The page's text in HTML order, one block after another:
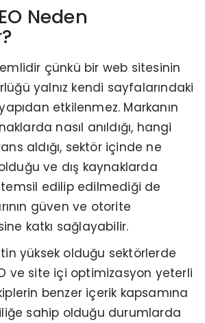
Neden
çünkü bir web sitesinin
yalnız kendi sayfalarındaki
etkilenmez. Markanın
nasıl anıldığı, hangi
aldığı, sektör içinde ne
ve dış kaynaklarda
edilip edilmediği de
güven ve otorite
katkı sağlayabilir.
yüksek olduğu sektörlerde
ve site içi optimizasyon yeterli
benzer içerik kapsamına
sahip olduğu durumlarda